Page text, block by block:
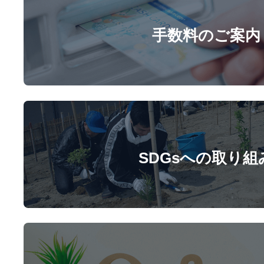
手数料のご案内
SDGsへの取り組